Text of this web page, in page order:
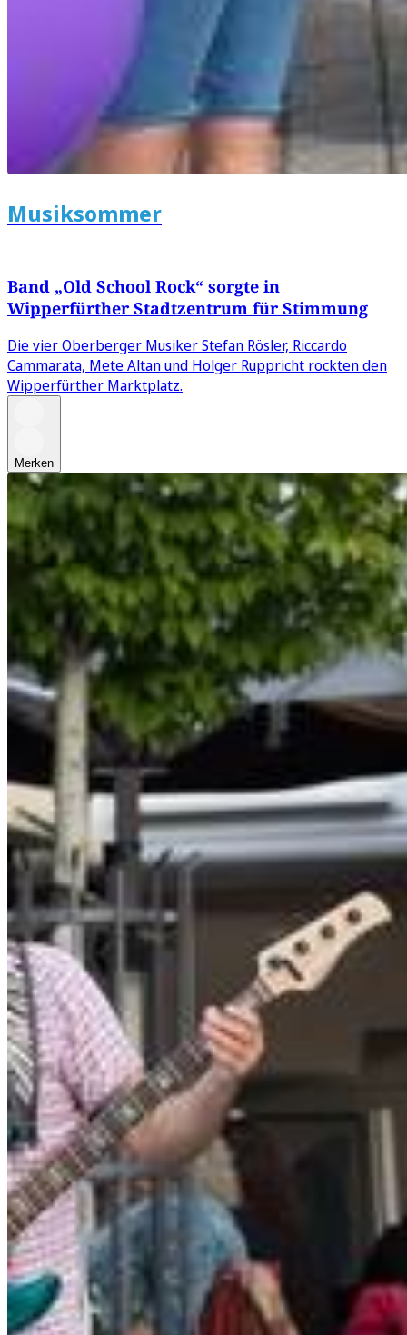
Musiksommer
Band „Old School Rock“ sorgte in
Wipperfürther Stadtzentrum für Stimmung
Die vier Oberberger Musiker Stefan Rösler, Riccardo
Cammarata, Mete Altan und Holger Ruppricht rockten den
Wipperfürther Marktplatz.
Merken